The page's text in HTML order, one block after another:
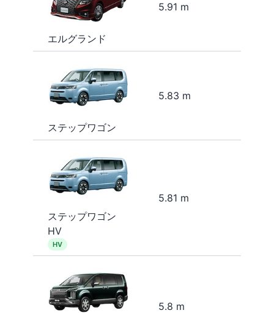
エルグランド
5.91 m
ステップワゴン
5.83 m
ステップワゴン
HV
HV
5.81 m
5.8 m